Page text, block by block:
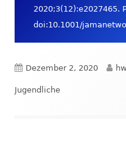
2020;3(12):e2027465.
doi:10.1001/
Veröffentlicht
am
Dezember 2, 2020 hw
Jugendliche